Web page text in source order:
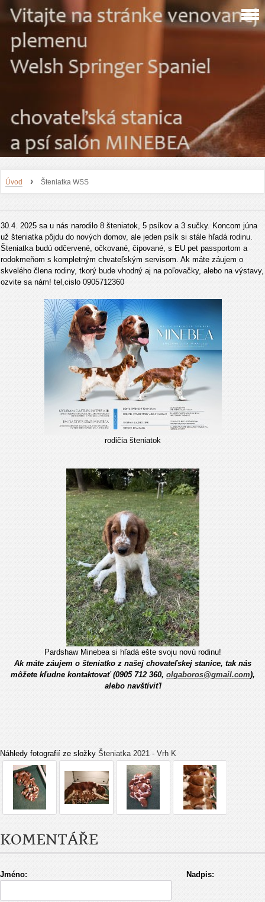
Úvod › Šteniatka WSS
30.4. 2025 sa u nás narodilo 8 šteniatok, 5 psíkov a 3 sučky. Koncom júna
už šteniatka pôjdu do nových domov, ale jeden psík si stále hľadá rodinu.
Šteniatka budú odčervené, očkované, čipované, s EU pet passportom a
rodokmeňom s kompletným chvateľským servisom. Ak máte záujem o
skvelého člena rodiny, tkorý bude vhodný aj na poľovačky, alebo na výstavy,
ozvite sa nám! tel,cislo 0905712360
rodičia šteniatok
Pardshaw Minebea si hľadá ešte svoju novú rodinu!
Ak máte záujem o šteniatko z našej chovateľskej stanice, tak nás
môžete kľudne kontaktovať (0905 712 360, olgaboros@gmail.com),
alebo navštíviť!
Náhledy fotografií ze složky Šteniatka 2021 - Vrh K
KOMENTÁŘE
Jméno: Nadpis: